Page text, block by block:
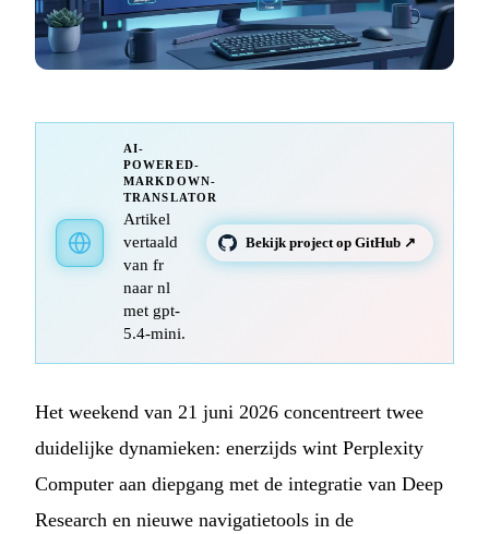
AI-
POWERED-
MARKDOWN-
TRANSLATOR
Artikel
vertaald
van fr
naar nl
met gpt-
5.4-mini.
Bekijk project op GitHub ↗
Het weekend van 21 juni 2026 concentreert twee
duidelijke dynamieken: enerzijds wint Perplexity
Computer aan diepgang met de integratie van Deep
Research en nieuwe navigatietools in de